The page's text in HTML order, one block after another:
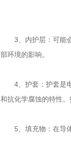
3、内护层：可能会
部环境的影响。
4、护套：护套是电
和抗化学腐蚀的特性
5、填充物：在导体